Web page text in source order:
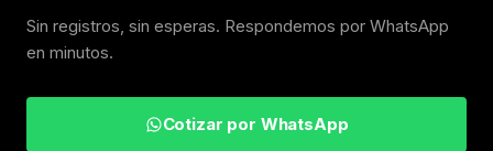
Sin registros, sin esperas. Respondemos por WhatsApp
en minutos.
Cotizar por WhatsApp